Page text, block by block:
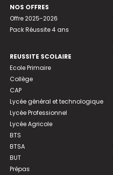
NOS OFFRES
Offre 2025-2026
Pack Réussite 4 ans
REUSSITE SCOLAIRE
Ecole Primaire
Collège
CAP
Lycée général et technologique
Lycée Professionnel
Lycée Agricole
BTS
BTSA
BUT
Prépas